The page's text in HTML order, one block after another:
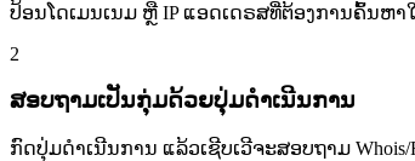
ປ້ອນໂດເມນເນມ ຫຼື IP ແອດເດຣສທີ່ຕ້ອງການຄົ້ນ
2
ສອບຖາມເປັນກຸ່ມດ້ວຍປຸ່ມດຳເນີນການ
ກົດປຸ່ມດຳເນີນການ ແລ້ວເຊີບເວີຈະສອບຖາມ